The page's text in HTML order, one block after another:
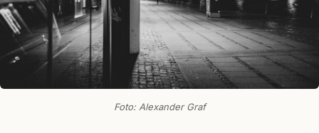
Foto: Alexander Graf